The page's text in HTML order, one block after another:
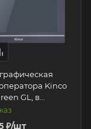
Kinco
GL, в
корпусе,
24 VDC,
₽/шт